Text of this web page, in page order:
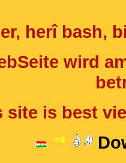
herî bash,
wird
is best